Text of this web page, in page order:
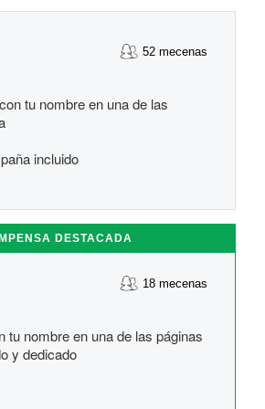
52 mecenas
con tu nombre en una de las
incluido
DESTACADA
18 mecenas
tu nombre en una de las páginas
y dedicado